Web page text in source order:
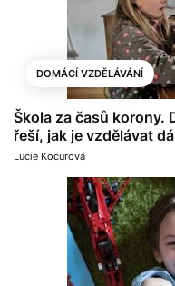
DOMÁCÍ VZDĚLÁVÁNÍ
Škola za časů korony.
řeší, jak je vzdělávat
Lucie Kocurová